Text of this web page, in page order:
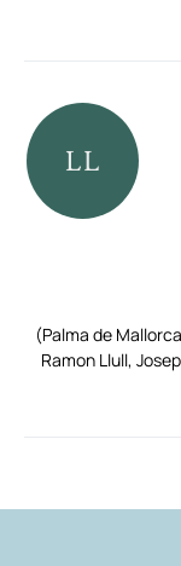
(Palma de
Ramon Llull,